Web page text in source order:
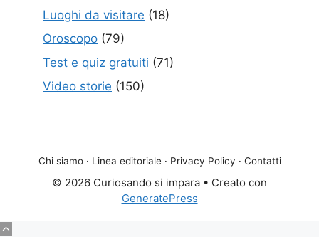
Luoghi da visitare (18)
Oroscopo (79)
Test e quiz gratuiti (71)
Video storie (150)
Chi siamo · Linea editoriale · Privacy Policy · Contatti
© 2026 Curiosando si impara • Creato con
GeneratePress